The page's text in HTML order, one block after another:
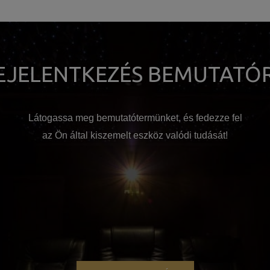
Látogassa meg bemutatótermünket, és fedezze fel
az Ön által kiszemelt eszköz valódi tudását!